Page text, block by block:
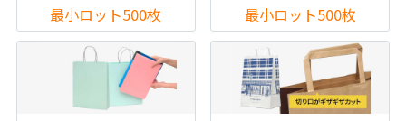
最小ロット500枚 最小ロット500枚